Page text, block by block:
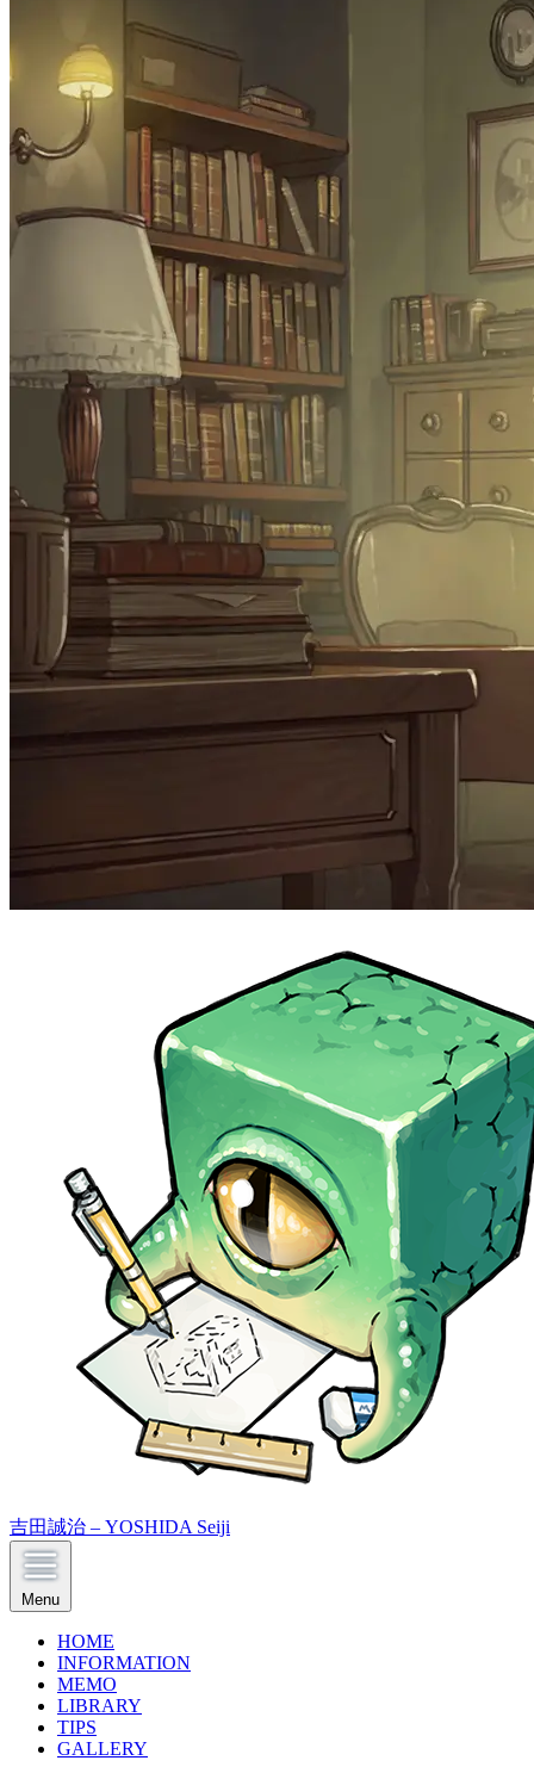
吉田誠治 – YOSHIDA Seiji
Menu
HOME
INFORMATION
MEMO
LIBRARY
TIPS
GALLERY